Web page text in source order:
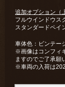
追加オプション（
フルウインドウス
スタンダードペイ
車体色：ビンテー
※画像はコンフィ
ますのでご了承願
※車両の入荷は